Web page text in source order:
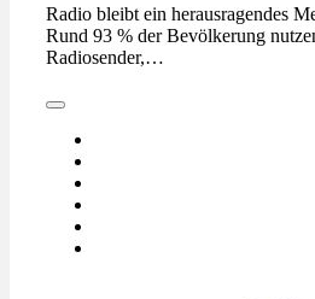
Radio bleibt ein herausragendes
Rund 93 % der Bevölkerung
Radiosender,…